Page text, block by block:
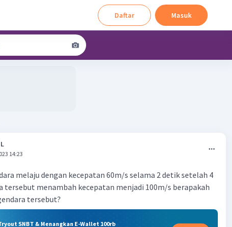
Daftar Masuk
14:23
melaju dengan kecepatan 60m/s selama 2 detik setelah 4
tersebut menambah kecepatan menjadi 100m/s berapakah
tersebut?
SNBT & Menangkan E-Wallet 100rb